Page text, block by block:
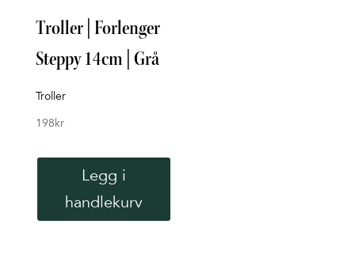
Troller | Forlenger
Steppy 14cm | Grå
Troller
198kr
Legg i
handlekurv